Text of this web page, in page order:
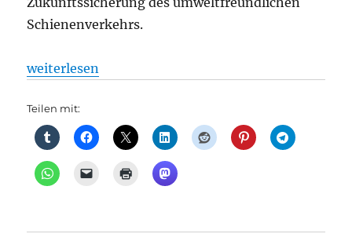
Schienenverkehrs.
„Ein neuer Meilenstein für den Nahverkehr in
weiterlesen
Teilen mit: